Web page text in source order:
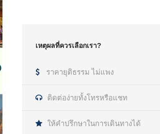
เหตุผลที่ควรเลือกเรา?
ราคายุติธรรม ไม่แพง
ติดต่อง่ายทั้งโทรหรือแชท
ให้คำปรึกษาในการเดินทางได้